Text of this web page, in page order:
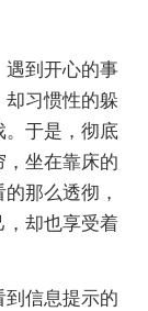
遇到开心的事
却习惯性的躲
。于是，彻底
，坐在靠床的
那么透彻，
，却也享受着
到信息提示的